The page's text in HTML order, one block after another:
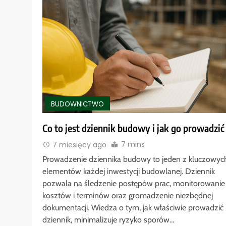
BUDOWNICTWO
Co to jest dziennik budowy i jak go prowadzić
7 miesięcy ago 7 mins
Prowadzenie dziennika budowy to jeden z
elementów każdej inwestycji budowlanej. Dziennik
pozwala na śledzenie postępów prac, monitorowanie
kosztów i terminów oraz gromadzenie niezbędnej
dokumentacji. Wiedza o tym, jak właściwie prowadzić
dziennik, minimalizuje ryzyko sporów…